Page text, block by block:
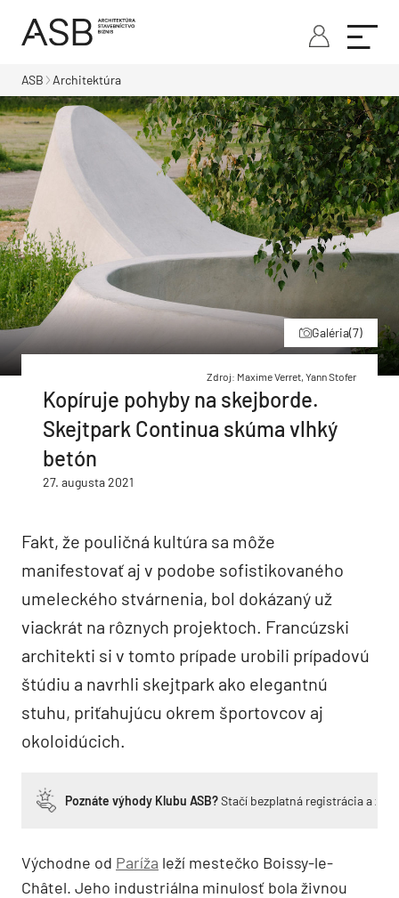
ASB Architektúra
Galéria(7)
Zdroj: Maxime Verret, Yann Stofer
Kopíruje pohyby na skejborde.
Skejtpark Continua skúma vlhký
betón
27. augusta 2021
Fakt, že pouličná kultúra sa môže
manifestovať aj v podobe sofistikovaného
umeleckého stvárnenia, bol dokázaný už
viackrát na rôznych projektoch. Francúzski
architekti si v tomto prípade urobili prípadovú
štúdiu a navrhli skejtpark ako elegantnú
stuhu, priťahujúcu okrem športovcov aj
okoloidúcich.
Poznáte výhody Klubu ASB?Stačí bezplatná registrácia a
Východne od Paríža leží mestečko Boissy-le-
Châtel. Jeho industriálna minulosť bola živnou